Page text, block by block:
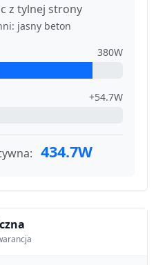
z tylnej strony
jasny beton
380W
+54.7W
434.7W